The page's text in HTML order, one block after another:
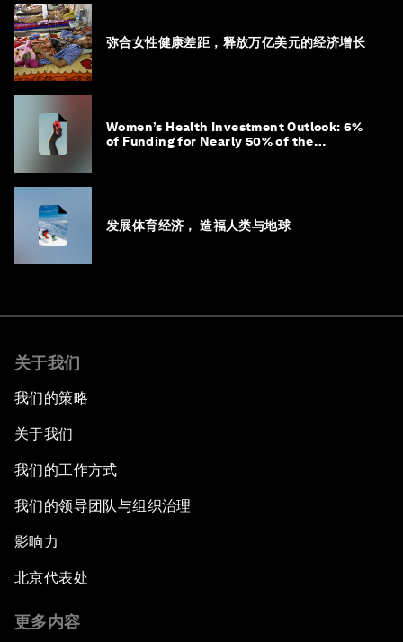
弥合女性健康差距，释放万亿美元的经济增长
Women’s Health Investment Outlook: 6%
of Funding for Nearly 50% of the
发展体育经济， 造福人类与地球
关于我们
我们的策略
关于我们
我们的工作方式
我们的领导团队与组织治理
影响力
北京代表处
更多内容